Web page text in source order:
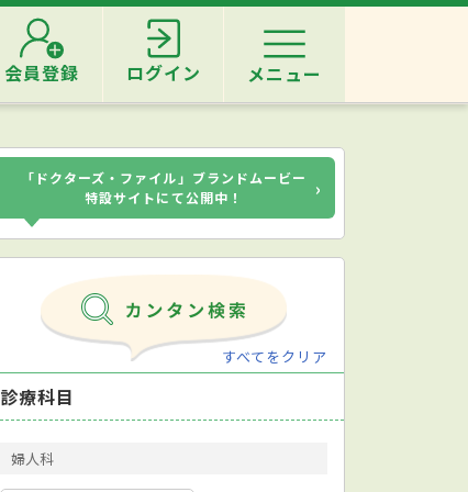
会員登録 ログイン メニュー
「ドクターズ・ファイル」ブランドムービー
特設サイトにて公開中！
›
すべてをクリア
診療科目
婦人科